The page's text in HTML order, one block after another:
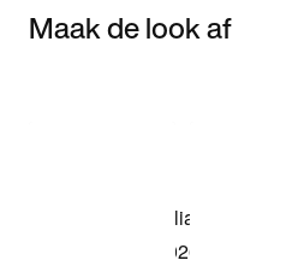
Maak de look af